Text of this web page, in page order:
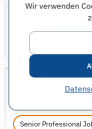
Wir verwenden
(Senior)
Senior Professional